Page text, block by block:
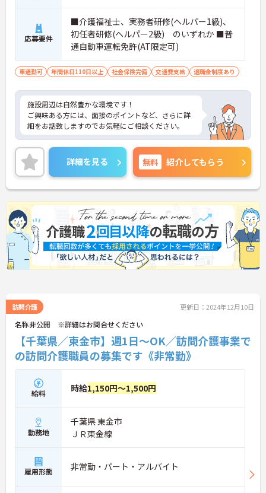
応募要件
■介護福祉士、実務者研修(ヘルパー1級)、
初任者研修(ヘルパー2級) のいずれか ■普
通自動車運転免許(AT限定可)
車通勤可 年間休日110日以上 社会保険完備 交通費支給 退職金制度あり
施設周辺は自然豊かな環境です！
ご興味ある方には、面接のポイントなど、さらに詳
細をお話致しますのでお気軽にご相談ください。
詳細を見る 無料 紹介してもらう
訪問介護 更新日：2024年12月10日
名称非公開 ※詳細はお問合せください
【千葉県／東金市】週1日～OK／訪問介護事業で
の訪問介護職員の募集です《非常勤》
給料 時給1,150円～1,500円
勤務地
千葉県 東金市
ＪＲ東金線
雇用形態 非常勤・パート・アルバイト